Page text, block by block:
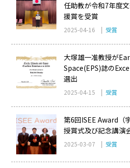
任助教が令和7年度
援賞を受賞
2025-04-16 | 受賞
大塚雄一准教授が
Space(EPS)誌の
選出
2025-04-15 | 受賞
第6回ISEE Award（
授賞式及び記念講演
2025-03-07 | 受賞